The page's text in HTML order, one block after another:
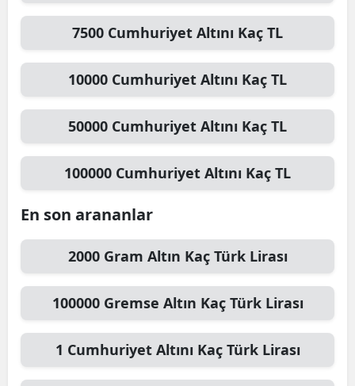
7500 Cumhuriyet Altını Kaç TL
10000 Cumhuriyet Altını Kaç TL
50000 Cumhuriyet Altını Kaç TL
100000 Cumhuriyet Altını Kaç TL
En son arananlar
2000 Gram Altın Kaç Türk Lirası
100000 Gremse Altın Kaç Türk Lirası
1 Cumhuriyet Altını Kaç Türk Lirası